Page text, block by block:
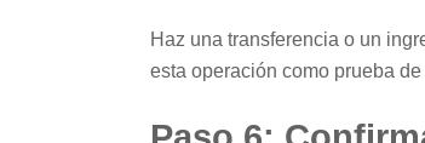
Haz una transferencia o un
esta operación como prueba